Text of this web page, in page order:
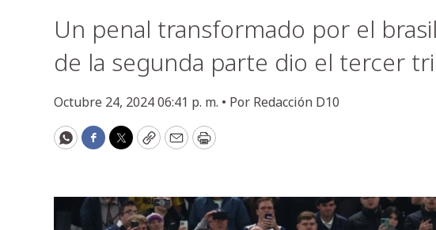
Un penal transformado por el
de la segunda parte dio el tercer
Octubre 24, 2024 06:41 p. m. • Por Redacción D10
WhatsApp
Facebook
Twitter
CopyEmailPrint